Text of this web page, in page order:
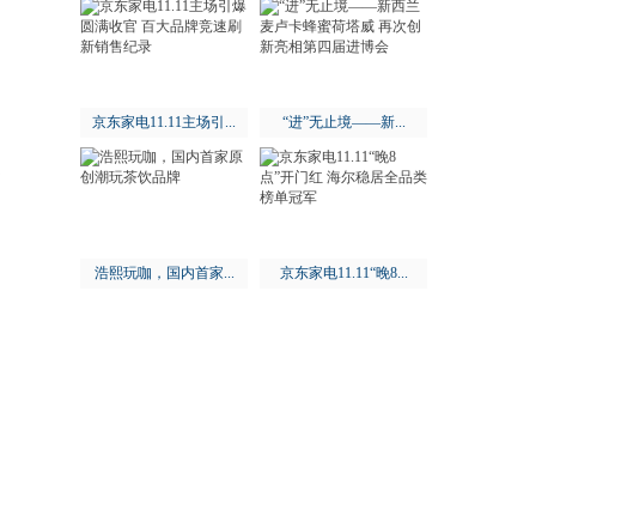
京东家电11.11主场引... “进”无止境——新...
浩熙玩咖，国内首家... 京东家电11.11“晚8...